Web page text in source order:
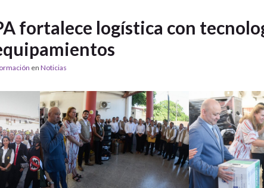
fortalece logística con
en Noticias